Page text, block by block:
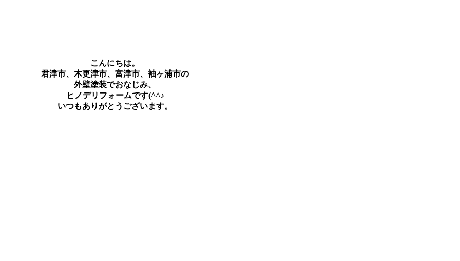
こんにちは。
君津市、木更津市、富津市、袖ヶ浦市の
外壁塗装でおなじみ、
ヒノデリフォームです(^^♪
いつもありがとうございます。